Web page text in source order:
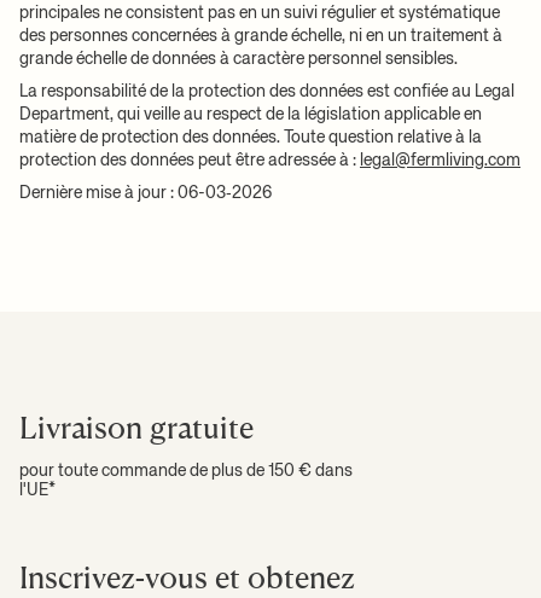
principales ne consistent pas en un suivi régulier et systématique
des personnes concernées à grande échelle, ni en un traitement à
grande échelle de données à caractère personnel sensibles.
La responsabilité de la protection des données est confiée au Legal
Department, qui veille au respect de la législation applicable en
matière de protection des données. Toute question relative à la
protection des données peut être adressée à : legal@fermliving.com
Dernière mise à jour : 06-03‑2026
Livraison gratuite
pour toute commande de plus de 150 € dans
l'UE*
Inscrivez-vous et obtenez